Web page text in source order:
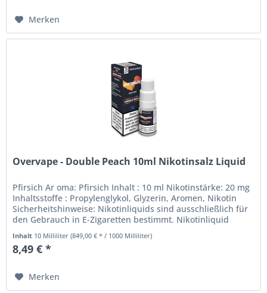
Merken
Overvape - Double Peach 10ml Nikotinsalz Liquid
Pfirsich Ar oma: Pfirsich Inhalt : 10 ml Nikotinstärke: 20 mg
Inhaltsstoffe : Propylenglykol, Glyzerin, Aromen, Nikotin
Sicherheitshinweise: Nikotinliquids sind ausschließlich für
den Gebrauch in E-Zigaretten bestimmt. Nikotinliquid
Inhalt 10 Milliliter(849,00 € * / 1000 Milliliter)
8,49 € *
Merken